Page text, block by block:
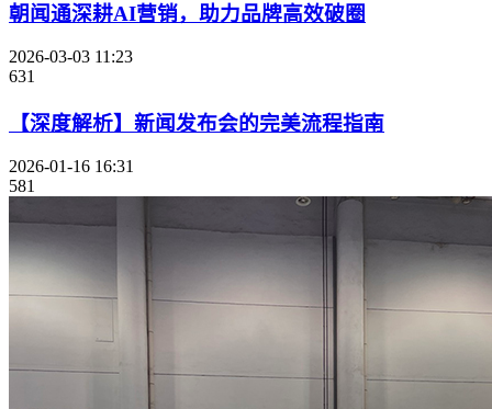
朝闻通深耕AI营销，助力品牌高效破圈
2026-03-03 11:23
631
【深度解析】新闻发布会的完美流程指南
2026-01-16 16:31
581